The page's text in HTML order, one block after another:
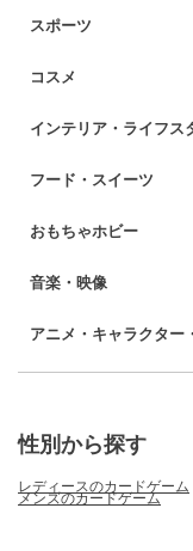
スポーツ
コスメ
インテリア・ライフス
フード・スイーツ
おもちゃホビー
音楽・映像
アニメ・キャラクター
性別から探す
レディースのカードゲーム
メンズのカードゲーム